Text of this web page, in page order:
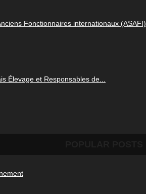
Fonctionnaires internationaux (ASAFI)
Élevage et Responsables de...